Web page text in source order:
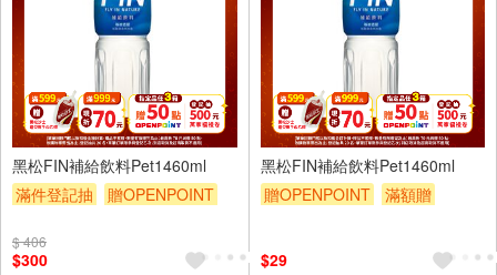
12入
黑松FIN補給飲料Pet1460ml
滿件登記抽
贈OPENPOINT
滿額折
$ 406
$300
黑松FIN補給飲料Pet1460ml
贈OPENPOINT
滿額贈
$29